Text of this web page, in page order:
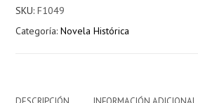
cartógrafo
cantidad
SKU:F1049
Categoría:Novela Histórica